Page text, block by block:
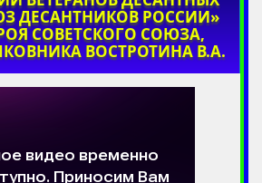
ДЕСАНТНИКОВ РОССИИ»
СОВЕТСКОГО СОЮЗА,
ВОСТРОТИНА В.А.